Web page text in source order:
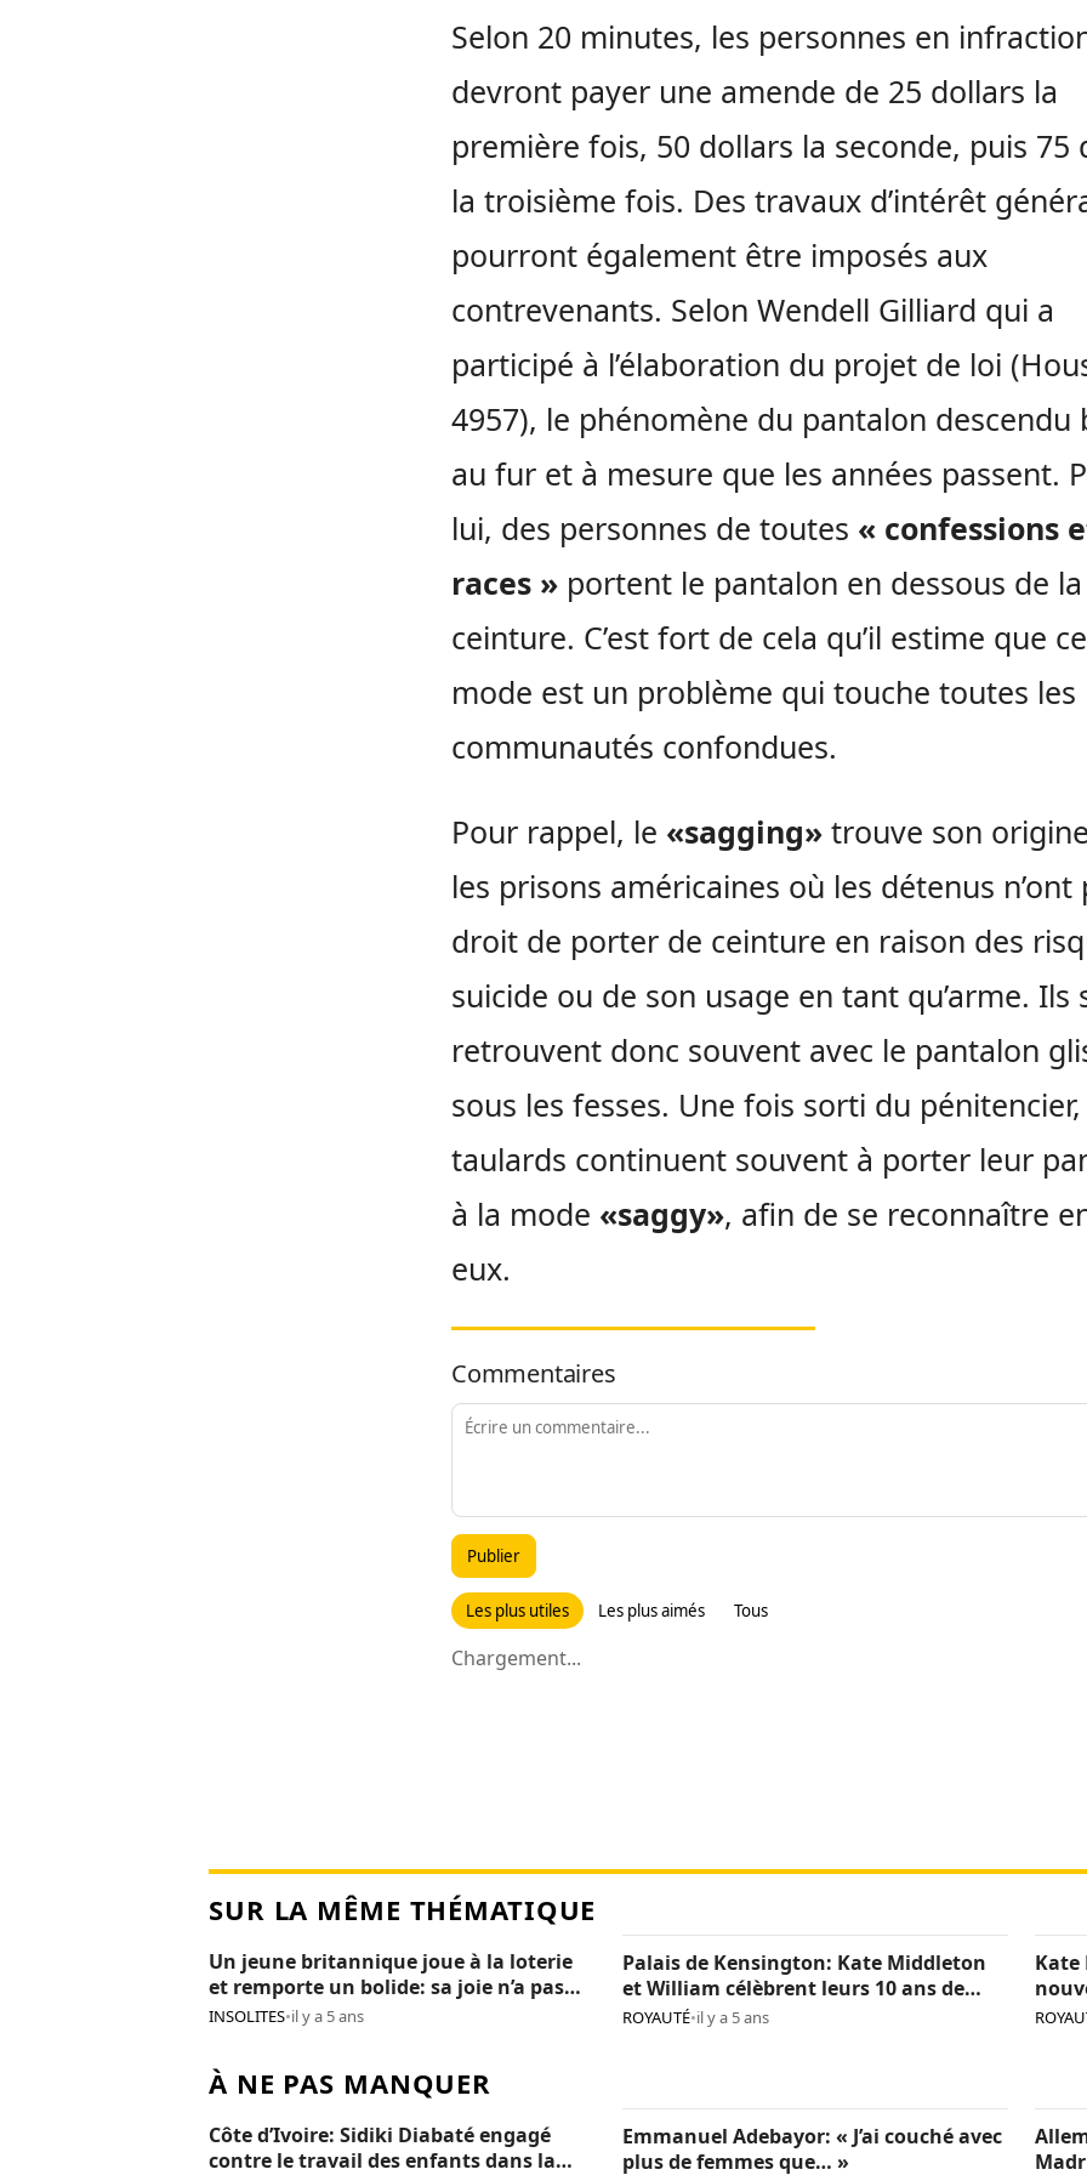
Selon 20 minutes, les personnes en
devront payer une amende de 25 dollars la
première fois, 50 dollars la seconde, puis 75
la troisième fois. Des travaux d’intérêt
pourront également être imposés aux
contrevenants. Selon Wendell Gilliard qui a
participé à l’élaboration du projet de loi
4957), le phénomène du pantalon descendu
au fur et à mesure que les années passent.
lui, des personnes de toutes « confessions
races » portent le pantalon en dessous de la
ceinture. C’est fort de cela qu’il estime que
mode est un problème qui touche toutes les
communautés confondues.
Pour rappel, le «sagging» trouve son
les prisons américaines où les détenus n’ont
droit de porter de ceinture en raison des
suicide ou de son usage en tant qu’arme. Ils
retrouvent donc souvent avec le pantalon
sous les fesses. Une fois sorti du
taulards continuent souvent à porter leur
à la mode «saggy», afin de se reconnaître
eux.
Commentaires
Publier
Les plus utiles Les plus aimés Tous
Chargement...
SUR LA MÊME THÉMATIQUE
Un jeune britannique joue à la loterie
et remporte un bolide: sa joie n’a pas
duré 24H
INSOLITES•il y a 5 ans
Palais de Kensington: Kate Middleton
et William célèbrent leurs 10 ans de
mariage (photos)
ROYAUTÉ•il y a 5 ans
Kate
À NE PAS MANQUER
Côte d’Ivoire: Sidiki Diabaté engagé
contre le travail des enfants dans la
Emmanuel Adebayor: « J’ai couché avec
plus de femmes que… »